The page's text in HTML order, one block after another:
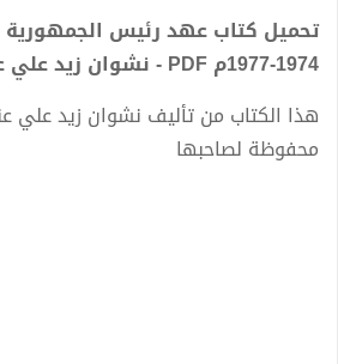
تحميل كتاب عهد رئيس الجمهورية
1974-1977م PDF - نشوان زيد علي عنتر
هذا الكتاب من تأليف نشوان زيد علي
محفوظة لصاحبها